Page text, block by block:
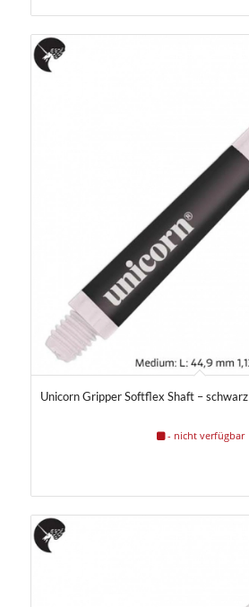
Unicorn Gripper Softflex Shaft – schwarz
- nicht verfügbar